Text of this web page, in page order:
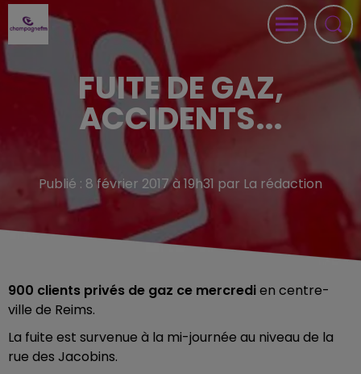
FUITE DE GAZ,
ACCIDENTS...
Publié : 8 février 2017 à 19h31 par La rédaction
900 clients privés de gaz ce mercredien centre-
ville de Reims.
La fuite est survenue à la mi-journée au niveau de la
rue des Jacobins.